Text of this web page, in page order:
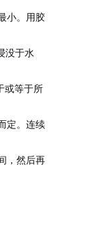
小。用胶
没于水
或等于所
定。连续
，然后再